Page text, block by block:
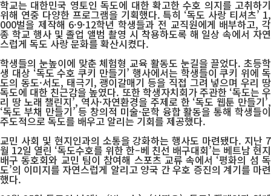
학교는 대한민국 영토인 독도에 대한 확고한 수호 의지를 고취하기
위해 연중 다양한 프로그램을 기획했다. 특히 ‘독도 사랑 티셔츠’ 1,
000벌을 제작해 6·9·12학년 학생들과 전 교직원에게 배부하고, 각
종 학교 행사 및 졸업 앨범 촬영 시 착용하도록 해 일상 속에서 자연
스럽게 독도 사랑 문화를 확산시켰다.
학생들의 눈높이에 맞춘 체험형 교육 활동도 눈길을 끌었다. 초등학
생 대상 ‘독도 수호 쿠키 만들기’ 행사에서는 학생들이 쿠키 위에 독
도의 동도·서도, 태극기, 괭이갈매기 등을 직접 그려 넣으며 우리 땅
독도에 대한 친근감을 높였다. 또한 학생자치회가 주관한 ‘독도는 우
리 땅 노래 챌린지’, 역사·자연환경을 주제로 한 ‘독도 웹툰 만들기’,
‘독도 부채 만들기’ 등 창의적 미술·문학 융합 활동을 통해 학생들이
주도적으로 독도를 배우고 알리는 기회를 제공했다.
교민 사회 및 현지인과의 소통을 강화하는 행사도 마련됐다. 지난 7
월 12일 열린 ‘독도수호를 위한 한–베 친선 배구대회’는 베트남 현지
배구 동호회와 교민 팀이 참여해 스포츠 교류 속에서 ‘평화의 섬 독
도’의 이미지를 자연스럽게 알리고 양국 간 우호 증진의 계기를 마련
했다.